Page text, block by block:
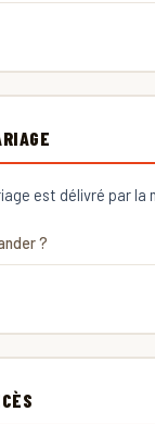
est délivré par la
?